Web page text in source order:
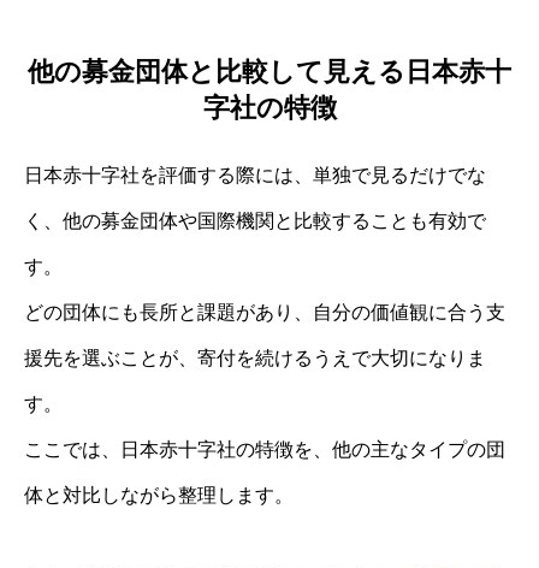
他の募金団体と比較して見える日本赤十
字社の特徴
日本赤十字社を評価する際には、単独で見るだけでな
く、他の募金団体や国際機関と比較することも有効で
す。
どの団体にも長所と課題があり、自分の価値観に合う支
援先を選ぶことが、寄付を続けるうえで大切になりま
す。
ここでは、日本赤十字社の特徴を、他の主なタイプの団
体と対比しながら整理します。